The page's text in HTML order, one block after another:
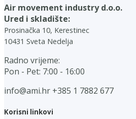
Air movement industry d.o.o.
Ured i skladište:
Prosinačka 10, Kerestinec
10431 Sveta Nedelja
Radno vrijeme:
Pon - Pet: 7:00 - 16:00
info@ami.hr +385 1 7882 677
Korisni linkovi